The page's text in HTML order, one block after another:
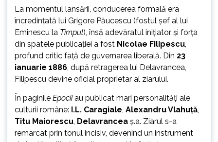
La momentul lansării, conducerea formală era
încredințată lui Grigore Păucescu (fostul șef al lui
Eminescu la Timpul), însă adevăratul inițiator și forța
din spatele publicației a fost Nicolae Filipescu
profund critic față de guvernarea liberală. Din 23
ianuarie 1886 , după retragerea lui Delavrancea,
Filipescu devine oficial proprietar al ziarului.
În paginile Epociiau publicat mari personalități ale
culturii române: I.L. Caragiale Alexandru Vlahuță
Titu Maiorescu Delavrancea ș.a. Ziarul s-a
remarcat prin tonul incisiv, devenind un instrument